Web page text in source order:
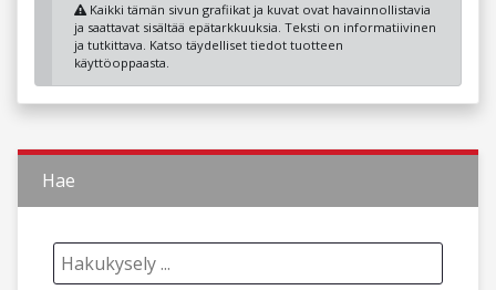
Kaikki tämän sivun grafiikat ja kuvat ovat havainnollistavia
ja saattavat sisältää epätarkkuuksia. Teksti on informatiivinen
ja tutkittava. Katso täydelliset tiedot tuotteen
käyttöoppaasta.
Hae